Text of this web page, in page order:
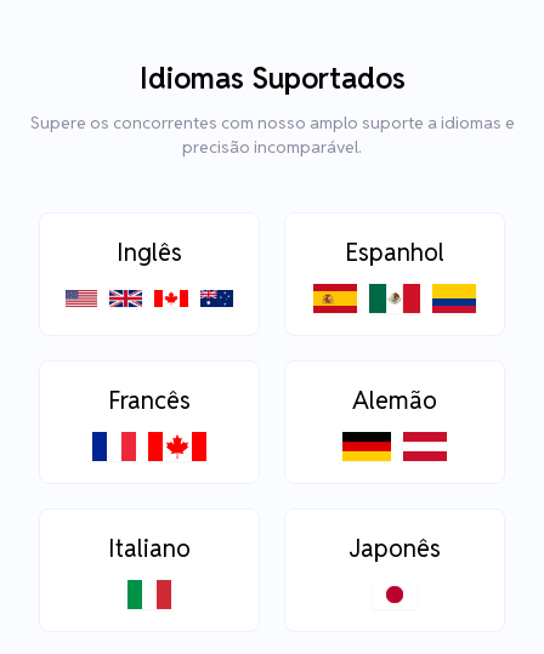
Idiomas Suportados
Supere os concorrentes com nosso amplo suporte a idiomas e
precisão incomparável.
Inglês Espanhol
Francês Alemão
Italiano Japonês